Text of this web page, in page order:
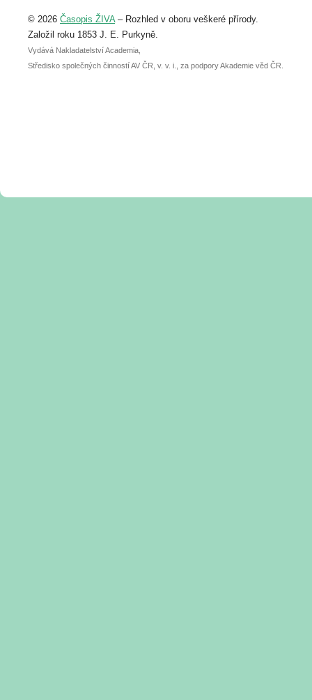
abstraktu přihlášené přednášky nebo
posteru je už 30. června.
© 2026 Časopis ŽIVA– Rozhled v oboru veškeré přírody.
Založil roku 1853 J. E. Purkyně.
Vydává Nakladatelství Academia,
Středisko společných činností AV ČR, v. v. i., za podpory Akademie věd ČR.